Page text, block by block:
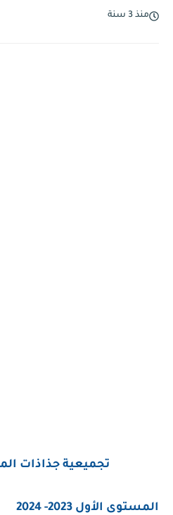
منذ 3 سنة
تجميعية جذاذات
المستوى الأول 2023- 2024